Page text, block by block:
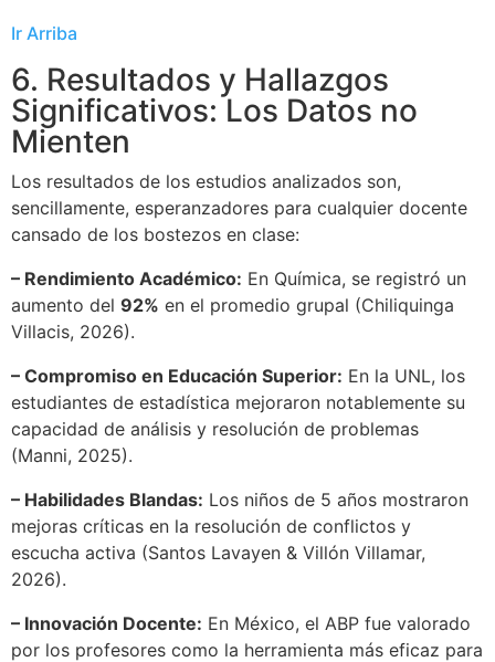
Ir Arriba
6. Resultados y Hallazgos
Significativos: Los Datos no
Mienten
Los resultados de los estudios analizados son,
sencillamente, esperanzadores para cualquier docente
cansado de los bostezos en clase:
– Rendimiento Académico: En Química, se registró un
aumento del 92% en el promedio grupal (Chiliquinga
Villacis, 2026).
– Compromiso en Educación Superior: En la UNL, los
estudiantes de estadística mejoraron notablemente su
capacidad de análisis y resolución de problemas
(Manni, 2025).
– Habilidades Blandas: Los niños de 5 años mostraron
mejoras críticas en la resolución de conflictos y
escucha activa (Santos Lavayen & Villón Villamar,
2026).
– Innovación Docente: En México, el ABP fue valorado
por los profesores como la herramienta más eficaz para